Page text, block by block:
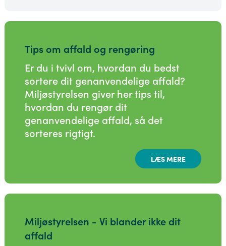
Tips om affald og rengøring
Er du i tvivl om, hvordan du bedst
sortere dit genanvendelige affald?
Miljøstyrelsen giver her tips til,
hvordan du rengør dit
genanvendelige affald, så det
sorteres rigtigt.
LÆS MERE
Miljøstyrelsen - Vi blander ikke dit
affald